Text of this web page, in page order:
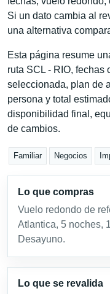
Si un dato cambia al
una alternativa
Esta página resume
ruta SCL - RIO,
seleccionada, plan de
persona y total
disponibilidad final,
de cambios.
Familiar Negocios
Lo que compras
Vuelo redondo de
Atlantica, 5 noches,
Desayuno.
Lo que se revalida